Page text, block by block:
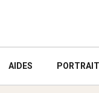
AIDES